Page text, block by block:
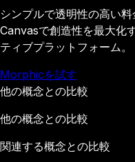
シンプルで透明性の高い
Canvasで創造性を最大化
ティブプラットフォーム。
Morphicを試す
他の概念との比較
他の概念との比較
関連する概念との比較